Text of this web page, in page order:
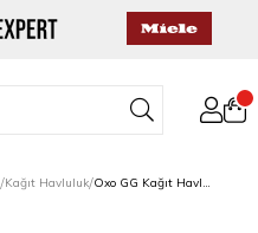
Kağıt Havluluk Oxo GG Kağıt Havluluk